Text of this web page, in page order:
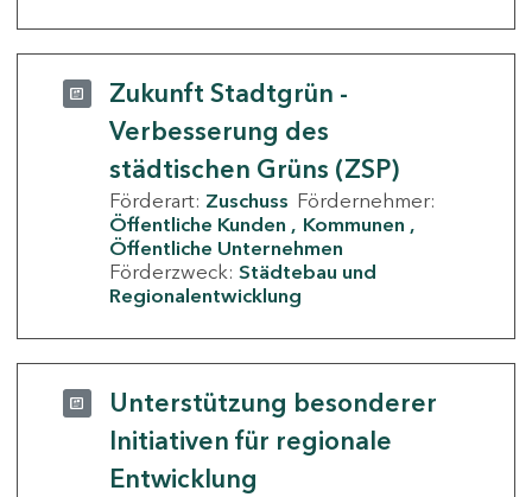
Zukunft Stadtgrün -
Verbesserung des
städtischen Grüns (ZSP)
Förderart: Zuschuss Fördernehmer:
Öffentliche Kunden
Kommunen
Öffentliche Unternehmen
Förderzweck: Städtebau und
Regionalentwicklung
Unterstützung besonderer
Initiativen für regionale
Entwicklung